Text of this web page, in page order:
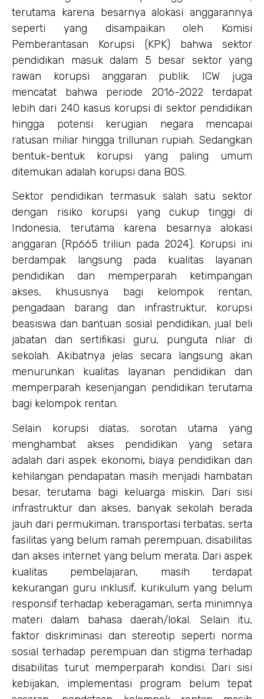
terutama karena besarnya alokasi anggarannya
seperti yang disampaikan oleh Komisi
Pemberantasan Korupsi (KPK) bahwa sektor
pendidikan masuk dalam 5 besar sektor yang
rawan korupsi anggaran publik. ICW juga
mencatat bahwa periode 2016-2022 terdapat
lebih dari 240 kasus korupsi di sektor pendidikan
hingga potensi kerugian negara mencapai
ratusan miliar hingga trillunan rupiah. Sedangkan
bentuk-bentuk korupsi yang paling umum
ditemukan adalah korupsi dana BOS.
Sektor pendidikan termasuk salah satu sektor
dengan risiko korupsi yang cukup tinggi di
Indonesia, terutama karena besarnya alokasi
anggaran (Rp665 triliun pada 2024). Korupsi ini
berdampak langsung pada kualitas layanan
pendidikan dan memperparah ketimpangan
akses, khususnya bagi kelompok rentan,
pengadaan barang dan infrastruktur, korupsi
beasiswa dan bantuan sosial pendidikan, jual beli
jabatan dan sertifikasi guru, punguta nliar di
sekolah. Akibatnya jelas secara langsung akan
menurunkan kualitas layanan pendidikan dan
memperparah kesenjangan pendidikan terutama
bagi kelompok rentan.
Selain korupsi diatas, sorotan utama yang
menghambat akses pendidikan yang setara
adalah dari aspek ekonomi, biaya pendidikan dan
kehilangan pendapatan masih menjadi hambatan
besar, terutama bagi keluarga miskin. Dari sisi
infrastruktur dan akses, banyak sekolah berada
jauh dari permukiman, transportasi terbatas, serta
fasilitas yang belum ramah perempuan, disabilitas
dan akses internet yang belum merata. Dari aspek
kualitas pembelajaran, masih terdapat
kekurangan guru inklusif, kurikulum yang belum
responsif terhadap keberagaman, serta minimnya
materi dalam bahasa daerah/lokal. Selain itu,
faktor diskriminasi dan stereotip seperti norma
sosial terhadap perempuan dan stigma terhadap
disabilitas turut memperparah kondisi. Dari sisi
kebijakan, implementasi program belum tepat